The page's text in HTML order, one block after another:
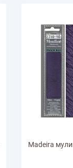
Madeira